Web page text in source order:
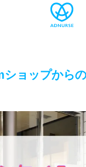
ョップから